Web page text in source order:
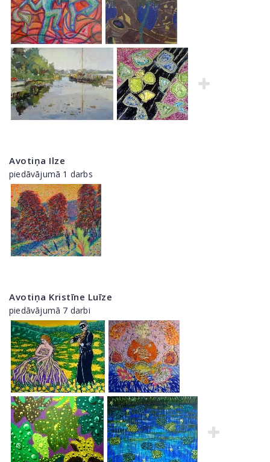
Avotiņa Ilze
piedāvājumā 1 darbs
Avotiņa Kristīne Luīze
piedāvājumā 7 darbi